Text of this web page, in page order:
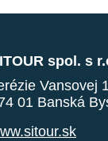
spol. s
Vansovej
01 Banská